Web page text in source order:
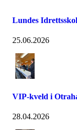
Lundes
25.06.2026
VIP-kveld i
28.04.2026